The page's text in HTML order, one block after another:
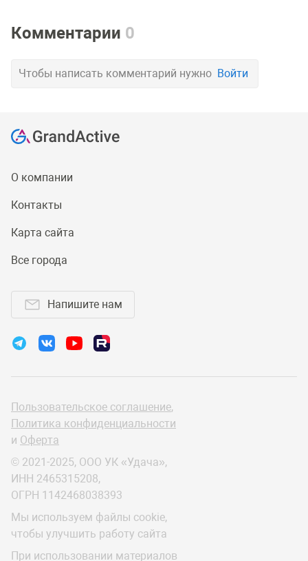
Комментарии 0
Чтобы написать комментарий нужно Войти
О компании
Контакты
Карта сайта
Все города
Напишите нам
Пользовательское соглашение,
Политика конфиденциальности
и Оферта
© 2021-2025, ООО УК «Удача»,
ИНН 2465315208,
ОГРН 1142468038393
Мы используем файлы cookie,
чтобы улучшить работу сайта
При использовании материалов